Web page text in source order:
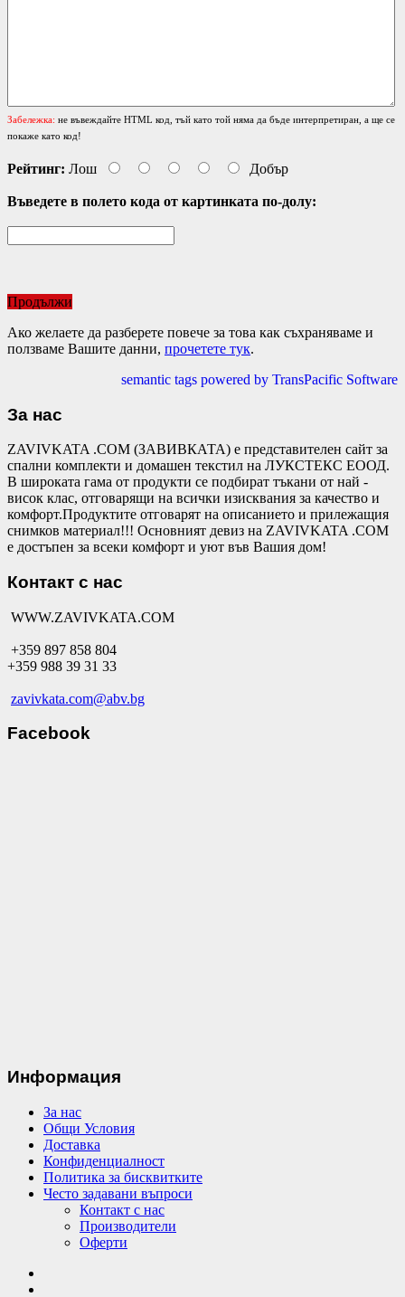
Забележка: не въвеждайте HTML код, тъй като той няма да бъде интерпретиран, а ще се
покаже като код!
Рейтинг: Лош Добър
Въведете в полето кода от картинката по-долу:
Продължи
Ако желаете да разберете повече за това как съхраняваме и
ползваме Вашите данни, прочетете тук.
semantic tags powered by TransPacific Software
За нас
ZAVIVKATA .COM (ЗАВИВКАТА) е представителен сайт за
спални комплекти и домашен текстил на ЛУКСТЕКС ЕООД.
В широката гама от продукти се подбират тъкани от най -
висок клас, отговарящи на всички изисквания за качество и
комфорт.Продуктите отговарят на описанието и прилежащия
снимков материал!!! Основният девиз на ZAVIVKATA .COM
е достъпен за всеки комфорт и уют във Вашия дом!
Контакт с нас
WWW.ZAVIVKATA.COM
+359 897 858 804
+359 988 39 31 33
zavivkata.com@abv.bg
Facebook
Информация
За нас
Общи Условия
Доставка
Конфиденциалност
Политика за бисквитките
Често задавани въпроси
Контакт с нас
Производители
Оферти